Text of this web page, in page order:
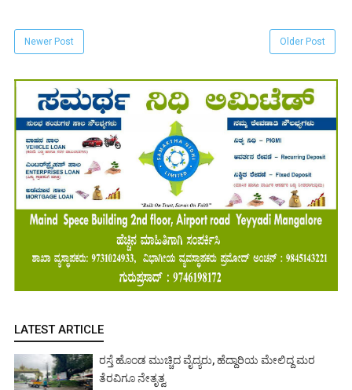
Newer Post Older Post
LATEST ARTICLE
ರಸ್ತೆ ಹೊಂಡ ಮುಚ್ಚಿದ ವೈದ್ಯರು, ಹೆದ್ದಾರಿಯ ಮೇಲಿದ್ದ ಮರ
ತೆರವಿಗೂ ನೇತೃತ್ವ